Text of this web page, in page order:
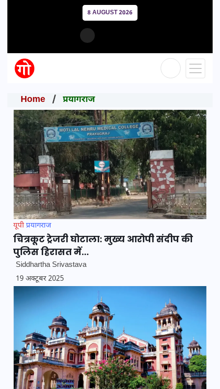
8 AUGUST 2026
Home प्रयागराज
यूपी प्रयागराज
चित्रकूट ट्रेजरी घोटाला: मुख्य आरोपी संदीप की
पुलिस हिरासत में...
Siddhartha Srivastava
19 अक्टूबर 2025